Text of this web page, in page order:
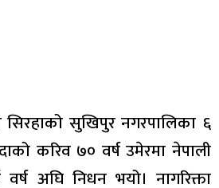
सिरहाको सुखिपुर नगरपालिका ६
करिव ७० वर्ष उमेरमा नेपाली
अघि निधन भयो। नागरिक्ता